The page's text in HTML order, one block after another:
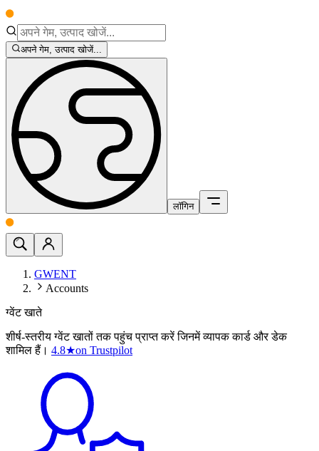
अपने गेम, उत्पाद खोजें...
लॉगिन
GWENT
Accounts
ग्वेंट खाते
शीर्ष-स्तरीय ग्वेंट खातों तक पहुंच प्राप्त करें जिनमें व्यापक कार्ड और डेक
शामिल हैं। 4.8★on Trustpilot